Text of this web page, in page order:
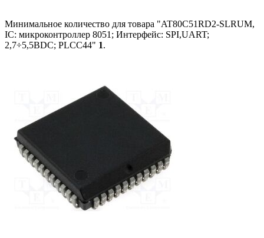
Минимальное количество для товара "AT80C51RD2-SLRUM,
IC: микроконтроллер 8051; Интерфейс: SPI,UART;
2,7÷5,5ВDC; PLCC44" 1.